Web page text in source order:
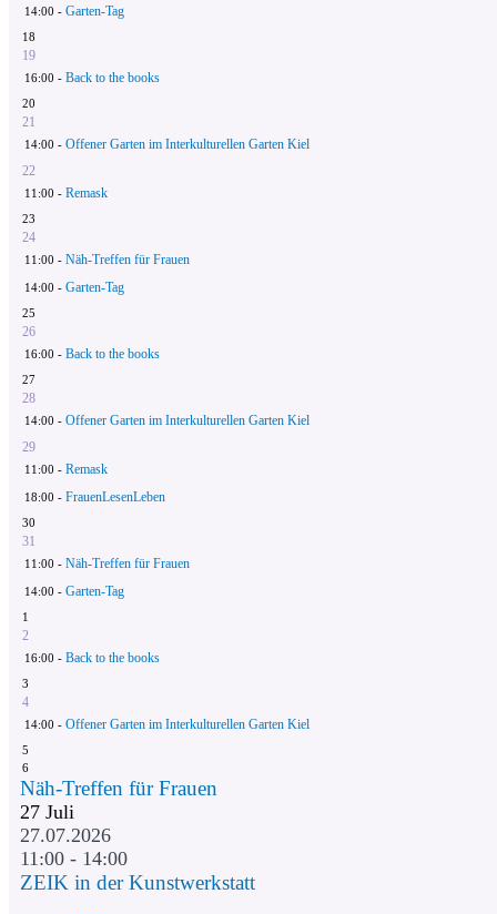
14:00 - Garten-Tag
18
19
16:00 - Back to the books
20
21
14:00 - Offener Garten im Interkulturellen Garten Kiel
22
11:00 - Remask
23
24
11:00 - Näh-Treffen für Frauen
14:00 - Garten-Tag
25
26
16:00 - Back to the books
27
28
14:00 - Offener Garten im Interkulturellen Garten Kiel
29
11:00 - Remask
18:00 - FrauenLesenLeben
30
31
11:00 - Näh-Treffen für Frauen
14:00 - Garten-Tag
1
2
16:00 - Back to the books
3
4
14:00 - Offener Garten im Interkulturellen Garten Kiel
5
6
Näh-Treffen für Frauen
27 Juli
27.07.2026
11:00 - 14:00
ZEIK in der Kunstwerkstatt